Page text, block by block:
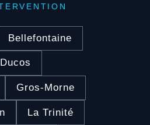
Bellefontaine
Ducos
Gros-Morne
La Trinité